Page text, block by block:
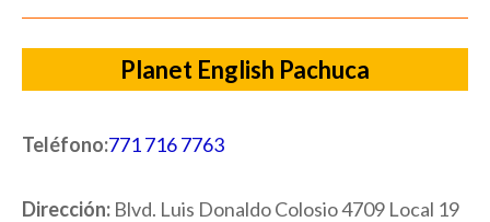
Planet English Pachuca
Teléfono:771 716 7763
Dirección: Blvd. Luis Donaldo Colosio 4709 Local 19